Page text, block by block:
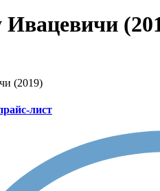
Ивацевичи
(2019)